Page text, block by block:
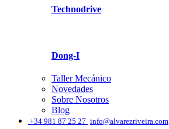
Technodrive
Dong-I
Taller Mecánico
Novedades
Sobre Nosotros
Blog
+34 981 87 25 27 info@alvarezriveira.com